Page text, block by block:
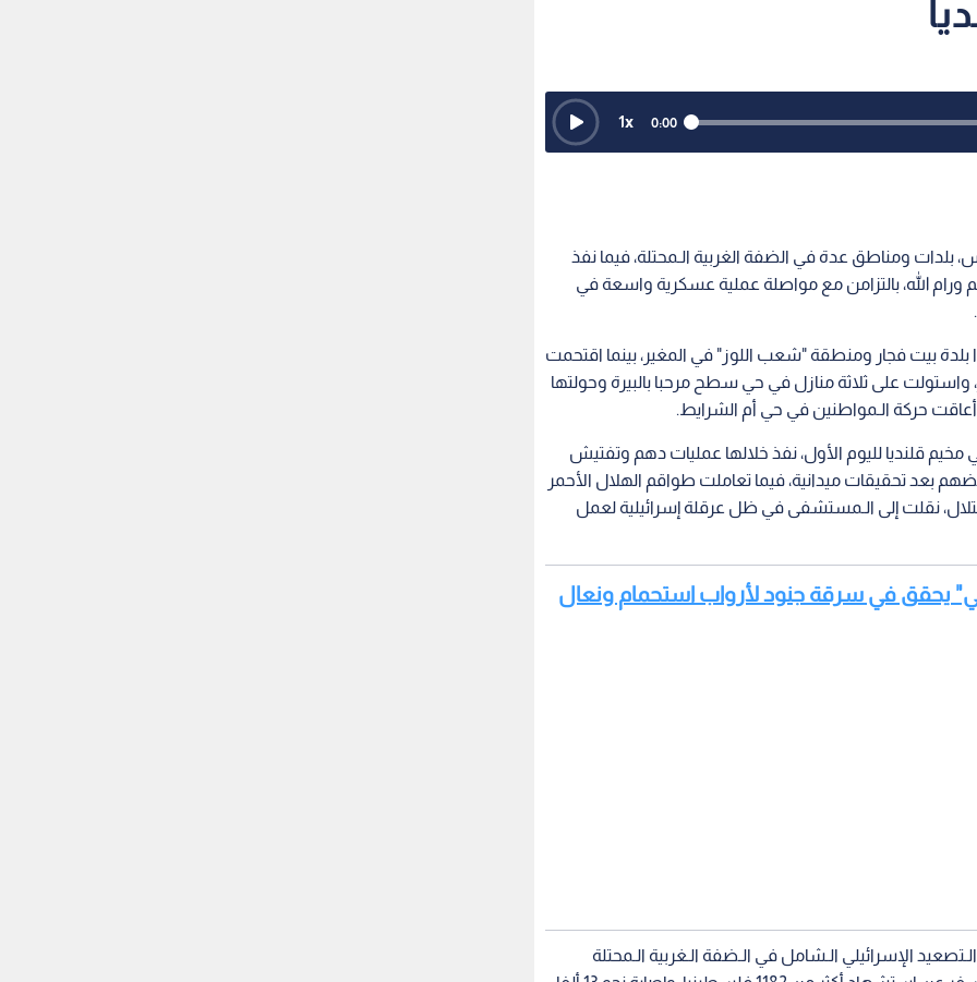
0:00
1x
بلدات ومناطق عدة في الضفة الغربية الـمحتلة، فيما نفذ
الله، بالتزامن مع مواصلة عملية عسكرية واسعة في
بيت فجار ومنطقة "شعب اللوز" في المغير، بينما اقتحمت
واستولت على ثلاثة منازل في حي سطح مرحبا بالبيرة وحولتها
أعاقت حركة الـمواطنين في حي أم الشرايط.
قلنديا لليوم الأول، نفذ خلالها عمليات دهم وتفتيش
أفرج عن بعضهم بعد تحقيقات ميدانية، فيما تعاملت طواقم الهلال الأحمر
نقلت إلى الـمستشفى في ظل عرقلة إسرائيلية لعمل
يحقق في سرقة جنود لأرواب استحمام ونعال
الإسرائيلي الـشامل في الـضفة الـغربية الـمحتلة